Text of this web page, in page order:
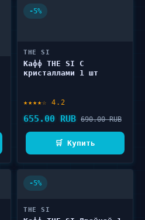
-5%
THE SI
Кафф THE SI С
кристаллами 1 шт
★★★★☆ 4.2
655.00 RUB 690.00 RUB
🛒 Купить
-5%
THE SI